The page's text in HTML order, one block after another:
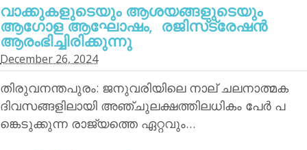
വാക്കുകളുടെയും ആശയങ്ങളുടെയും
ആഗോള ആഘോഷം, രജിസ്‌ട്രേഷന്‍
ആരംഭിച്ചിരിക്കുന്നു
December 26, 2024
തിരുവനന്തപുരം: ജനുവരിയിലെ നാല് ചലനാത്മക
ദിവസങ്ങളിലായി അഞ്ചുലക്ഷത്തിലധികം പേര്‍ പ
ങ്കെടുക്കുന്ന രാജ്യത്തെ ഏറ്റവും…